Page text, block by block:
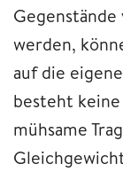
werden,
auf die
besteht
mühsame